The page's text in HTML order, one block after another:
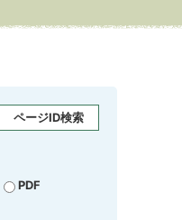
ページID検索
PDF